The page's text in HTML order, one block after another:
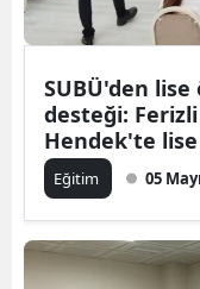
SUBÜ'den
desteği:
Hendek'te
Eğitim 05